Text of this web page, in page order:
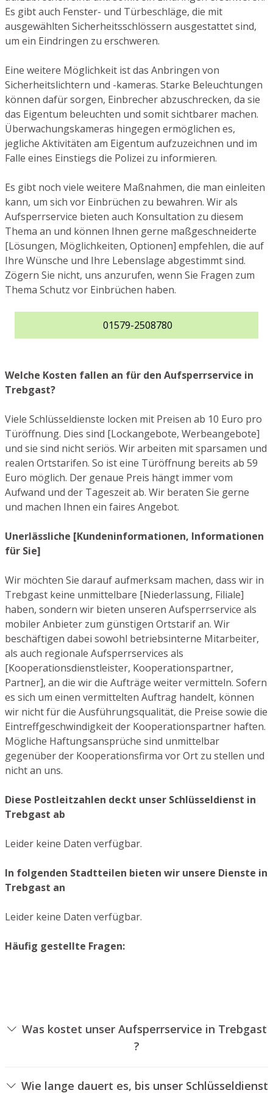
Es gibt auch Fenster- und Türbeschläge, die mit
ausgewählten Sicherheitsschlössern ausgestattet sind,
um ein Eindringen zu erschweren.
Eine weitere Möglichkeit ist das Anbringen von
Sicherheitslichtern und -kameras. Starke Beleuchtungen
können dafür sorgen, Einbrecher abzuschrecken, da sie
das Eigentum beleuchten und somit sichtbarer machen.
Überwachungskameras hingegen ermöglichen es,
jegliche Aktivitäten am Eigentum aufzuzeichnen und im
Falle eines Einstiegs die Polizei zu informieren.
Es gibt noch viele weitere Maßnahmen, die man einleiten
kann, um sich vor Einbrüchen zu bewahren. Wir als
Aufsperrservice bieten auch Konsultation zu diesem
Thema an und können Ihnen gerne maßgeschneiderte
[Lösungen, Möglichkeiten, Optionen] empfehlen, die auf
Ihre Wünsche und Ihre Lebenslage abgestimmt sind.
Zögern Sie nicht, uns anzurufen, wenn Sie Fragen zum
Thema Schutz vor Einbrüchen haben.
01579-2508780
Welche Kosten fallen an für den Aufsperrservice in
Trebgast?
Viele Schlüsseldienste locken mit Preisen ab 10 Euro pro
Türöffnung. Dies sind [Lockangebote, Werbeangebote]
und sie sind nicht seriös. Wir arbeiten mit sparsamen und
realen Ortstarifen. So ist eine Türöffnung bereits ab 59
Euro möglich. Der genaue Preis hängt immer vom
Aufwand und der Tageszeit ab. Wir beraten Sie gerne
und machen Ihnen ein faires Angebot.
Unerlässliche [Kundeninformationen, Informationen
für Sie]
Wir möchten Sie darauf aufmerksam machen, dass wir in
Trebgast keine unmittelbare [Niederlassung, Filiale]
haben, sondern wir bieten unseren Aufsperrservice als
mobiler Anbieter zum günstigen Ortstarif an. Wir
beschäftigen dabei sowohl betriebsinterne Mitarbeiter,
als auch regionale Aufsperrservices als
[Kooperationsdienstleister, Kooperationspartner,
Partner], an die wir die Aufträge weiter vermitteln. Sofern
es sich um einen vermittelten Auftrag handelt, können
wir nicht für die Ausführungsqualität, die Preise sowie die
Eintreffgeschwindigkeit der Kooperationspartner haften.
Mögliche Haftungsansprüche sind unmittelbar
gegenüber der Kooperationsfirma vor Ort zu stellen und
nicht an uns.
Diese Postleitzahlen deckt unser Schlüsseldienst in
Trebgast ab
Leider keine Daten verfügbar.
In folgenden Stadtteilen bieten wir unsere Dienste in
Trebgast an
Leider keine Daten verfügbar.
Häufig gestellte Fragen:
Was kostet unser Aufsperrservice in Trebgast
?
verschiedenen Optionen ab, wie zum Beispiel der Art des
Wie lange dauert es, bis unser Schlüsseldienst